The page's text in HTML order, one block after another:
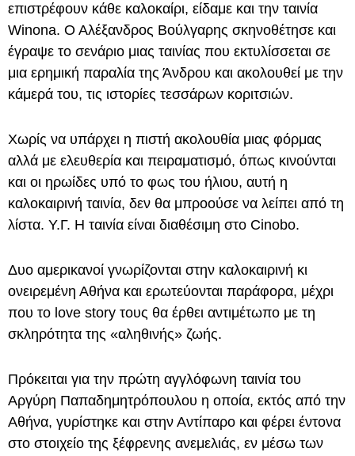
επιστρέφουν κάθε καλοκαίρι, είδαμε και την ταινία
Winona. Ο Αλέξανδρος Βούλγαρης σκηνοθέτησε και
έγραψε το σενάριο μιας ταινίας που εκτυλίσσεται σε
μια ερημική παραλία της Άνδρου και ακολουθεί με την
κάμερά του, τις ιστορίες τεσσάρων κοριτσιών.
Χωρίς να υπάρχει η πιστή ακολουθία μιας φόρμας
αλλά με ελευθερία και πειραματισμό, όπως κινούνται
και οι ηρωίδες υπό το φως του ήλιου, αυτή η
καλοκαιρινή ταινία, δεν θα μπροούσε να λείπει από τη
λίστα. Υ.Γ. Η ταινία είναι διαθέσιμη στο Cinobo.
Δυο αμερικανοί γνωρίζονται στην καλοκαιρινή κι
ονειρεμένη Αθήνα και ερωτεύονται παράφορα, μέχρι
που το love story τους θα έρθει αντιμέτωπο με τη
σκληρότητα της «αληθινής» ζωής.
Πρόκειται για την πρώτη αγγλόφωνη ταινία του
Αργύρη Παπαδημητρόπουλου η οποία, εκτός από την
Αθήνα, γυρίστηκε και στην Αντίπαρο και φέρει έντονα
στο στοιχείο της ξέφρενης ανεμελιάς, εν μέσω των